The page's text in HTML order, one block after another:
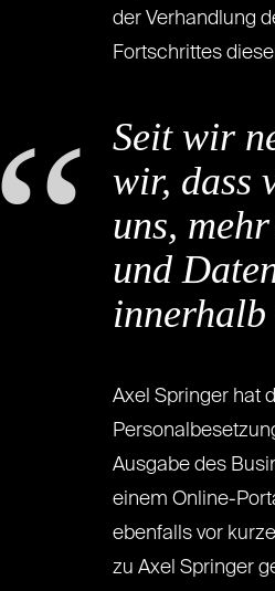
der Verhandlung
Fortschrittes
Seit wir
wir, dass
uns,
und
innerhalb
Axel Springer hat
Ausgabe des
einem Online-
ebenfalls vor
zu Axel Springer